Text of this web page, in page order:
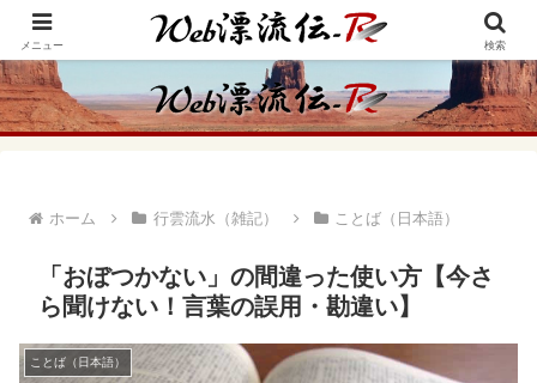
アメリカ・インディアンの思想・生き方からの学びをメインに、趣味や経験則
からの情報を発信
ホーム 行雲流水（雑記） ことば（日本語）
「おぼつかない」の間違った使い方【今さ
ら聞けない！言葉の誤用・勘違い】
ことば（日本語）
メニュー 検索